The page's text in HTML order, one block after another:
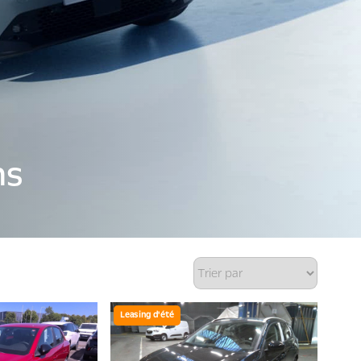
Leasing d'été